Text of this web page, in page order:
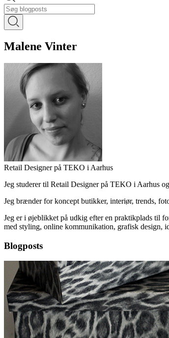
Malene Vinter
Retail Designer på TEKO i Aarhus
Jeg studerer til Retail Designer på TEKO i Aarhus
Jeg brænder for koncept butikker, interiør, trends,
Jeg er i øjeblikket på udkig efter en praktikplads til
med styling, online kommunikation, grafisk design,
Blogposts